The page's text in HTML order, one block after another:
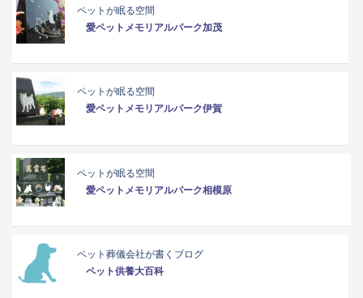
ペットが眠る空間
愛ペットメモリアルパーク加茂
ペットが眠る空間
愛ペットメモリアルパーク伊賀
ペットが眠る空間
愛ペットメモリアルパーク相模原
ペット葬儀会社が書くブログ
ペット供養大百科